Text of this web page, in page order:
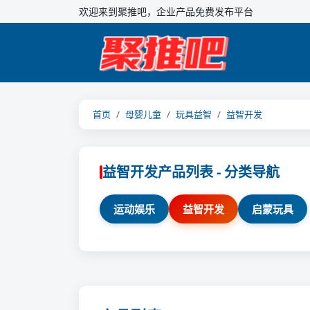
欢迎来到聚推吧，企业产品免费发布平台
首页 母婴儿童 玩具益智 益智开发
益智开发产品列表 - 分类导航
运动娱乐 益智开发 启蒙玩具